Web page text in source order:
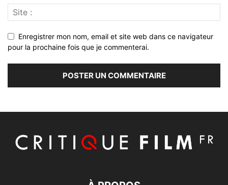
Enregistrer mon nom, email et site web dans ce navigateur
pour la prochaine fois que je commenterai.